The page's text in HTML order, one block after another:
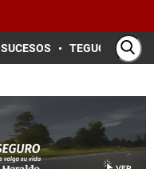
SUCESOS TEGUCIGALPA